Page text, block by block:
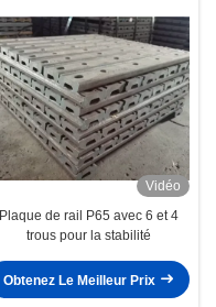
Vidéo
Plaque de rail P65 avec 6 et 4
trous pour la stabilité
Obtenez Le Meilleur Prix